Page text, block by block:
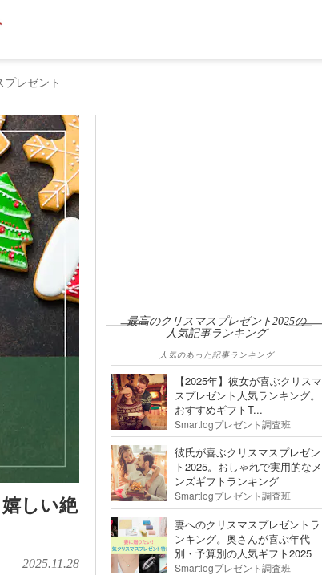
レゼント
しい絶
2025.11.28
最高のクリスマスプレゼント2025の
人気記事ランキング
人気のあった記事ランキング
【2025年】彼女が喜ぶクリスマ
スプレゼント人気ランキング。
おすすめギフトT...
Smartlogプレゼント調査班
彼氏が喜ぶクリスマスプレゼン
ト2025。おしゃれで実用的なメ
ンズギフトランキング
Smartlogプレゼント調査班
妻へのクリスマスプレゼントラ
ンキング。奥さんが喜ぶ年代
別・予算別の人気ギフト2025
Smartlogプレゼント調査班